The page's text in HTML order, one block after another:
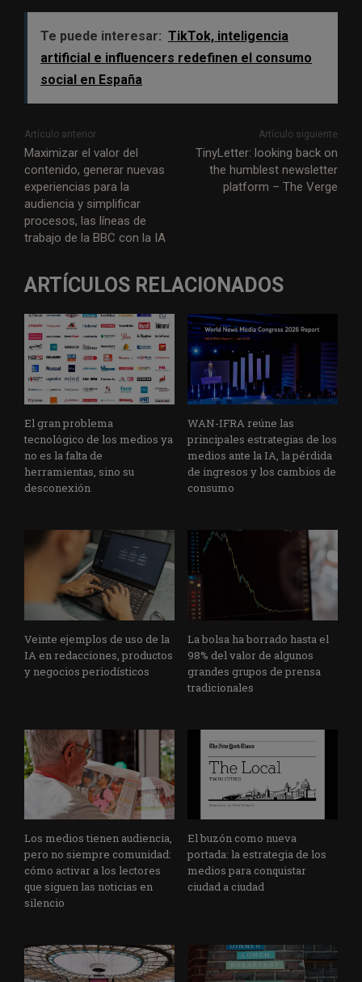
Te puede interesar: TikTok, inteligencia
artificial e influencers redefinen el consumo
social en España
Artículo anterior
Maximizar el valor del
contenido, generar nuevas
experiencias para la
audiencia y simplificar
procesos, las líneas de
trabajo de la BBC con la IA
Artículo siguiente
TinyLetter: looking back on
the humblest newsletter
platform – The Verge
ARTÍCULOS RELACIONADOS
El gran problema
tecnológico de los medios ya
no es la falta de
herramientas, sino su
desconexión
WAN-IFRA reúne las
principales estrategias de los
medios ante la IA, la pérdida
de ingresos y los cambios de
consumo
Veinte ejemplos de uso de la
IA en redacciones, productos
y negocios periodísticos
La bolsa ha borrado hasta el
98% del valor de algunos
grandes grupos de prensa
tradicionales
Los medios tienen audiencia,
pero no siempre comunidad:
cómo activar a los lectores
que siguen las noticias en
silencio
El buzón como nueva
portada: la estrategia de los
medios para conquistar
ciudad a ciudad